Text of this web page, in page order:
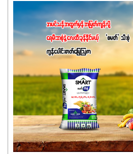
အပင်တိုင်းအတွက် အဓိကအာဟာရ
အက်စစ်တို့ အချိုးကျ ပေါင်းစပ်ထား
ဓာတ်မြေဩဇာဖြစ်ပါတယ်။ အဓိကအ
ကတော့ နိုက်ထရိုဂျင် 19%ပါဝင်
မှုကို အားပေးကာ သီးနှံပင်များ၏အရွ
ပြီး အစာချက်လုပ်မှုအားကောင်းစေ
ကြီးထွားမှုကို တိုးမြင့်စေကာ အပင်သ
သင့်တော်တဲ့ Phosphorus 7%ပါဝ
ဖွဲ့စည်းတည်ဆောက်မှုကို ပို၍သန်မာလာ
တယ်။ ဒါ့အပြင် ပန်းပွင့်ခြင်း၊အသီးသီ
လုပ်ငန်းစဉ်များကိုလည်း အားပေး